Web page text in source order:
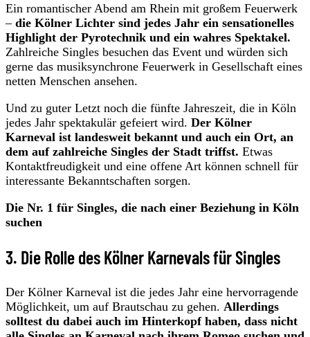
Ein romantischer Abend am Rhein mit großem Feuerwerk
– die Kölner Lichter sind jedes Jahr ein sensationelles
Highlight der Pyrotechnik und ein wahres Spektakel.
Zahlreiche Singles besuchen das Event und würden sich
gerne das musiksynchrone Feuerwerk in Gesellschaft eines
netten Menschen ansehen.
Und zu guter Letzt noch die fünfte Jahreszeit, die in Köln
jedes Jahr spektakulär gefeiert wird. Der Kölner
Karneval ist landesweit bekannt und auch ein Ort, an
dem auf zahlreiche Singles der Stadt triffst. Etwas
Kontaktfreudigkeit und eine offene Art können schnell für
interessante Bekanntschaften sorgen.
Die Nr. 1 für Singles, die nach einer Beziehung in Köln
suchen
3. Die Rolle des Kölner Karnevals für Singles
Der Kölner Karneval ist die jedes Jahr eine hervorragende
Möglichkeit, um auf Brautschau zu gehen. Allerdings
solltest du dabei auch im Hinterkopf haben, dass nicht